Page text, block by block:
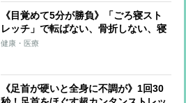
《目覚めて5分が勝負》「ごろ寝スト
レッチ」で転ばない、骨折しない、寝
たきりにならない体に
健康・医療
《足首が硬いと全身に不調が》1回30